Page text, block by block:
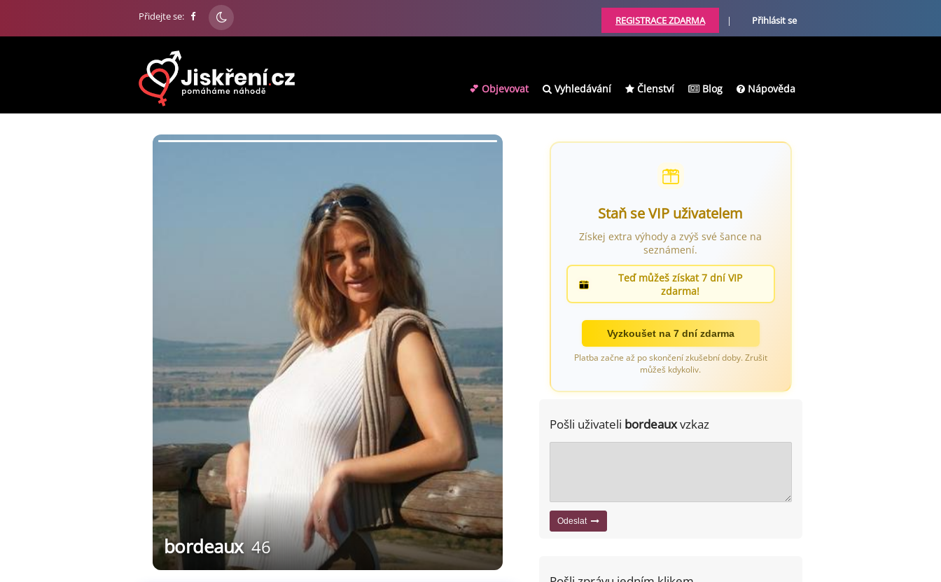
Přidejte se: REGISTRACE ZDARMA | Přihlásit se
💕 Objevovat Vyhledávání Členství Blog Nápověda
bordeaux 46
Staň se VIP uživatelem
Získej extra výhody a zvýš své šance na
seznámení.
Teď můžeš získat 7 dní VIP
zdarma!
Vyzkoušet na 7 dní zdarma
Platba začne až po skončení zkušební doby. Zrušit
můžeš kdykoliv.
Pošli uživateli bordeauxvzkaz
Odeslat